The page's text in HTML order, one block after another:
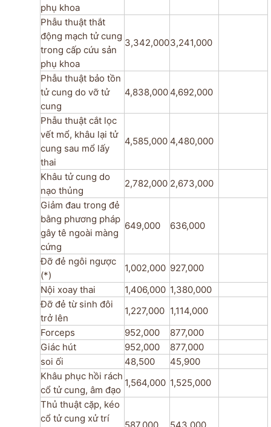
phụ khoa
Phẫu thuật thắt
động mạch tử cung
trong cấp cứu sản
phụ khoa
3,342,0003,241,000
Phẫu thuật bảo tồn
tử cung do vỡ tử
cung
4,838,000 4,692,000
Phẫu thuật cắt lọc
vết mổ, khâu lại tử
cung sau mổ lấy
thai
4,585,000 4,480,000
Khâu tử cung do
nạo thủng
2,782,000 2,673,000
Giảm đau trong đẻ
bằng phương pháp
gây tê ngoài màng
cứng
649,000 636,000
Đỡ đẻ ngôi ngược
(*)
1,002,000 927,000
Nội xoay thai
1,406,000 1,380,000
Đỡ đẻ từ sinh đôi
trở lên
1,227,000 1,114,000
Forceps
952,000
877,000
Giác hút
952,000
877,000
soi ối
48,500
45,900
Khâu phục hồi rách
cổ tử cung, âm đạo
1,564,000 1,525,000
Thủ thuật cặp, kéo
cổ tử cung xử trí
587,000 543,000